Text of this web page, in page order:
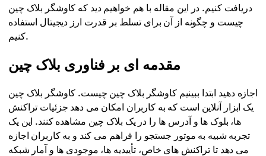
دریافت کنیم. در این مقاله با هم خواهیم دید که کاوشگر بلاک چین
چیست و چگونه از آن برای تسلط بر قدرت ارز دیجیتال استفاده
کنیم.
مقدمه ای بر فناوری بلاک چین
اجازه دهید ابتدا ببینیم کاوشگر بلاک چین چیست. کاوشگر بلاک چین
یک ابزار آنلاین است که به کاربران امکان می دهد جزئیات تراکنش
ها، بلوک ها و آدرس ها را در یک بلاک چین مشاهده کنند. این یک
تجربه شبیه به موتور جستجو را فراهم می کند و به کاربران اجازه
می دهد تا تراکنش های خاص، تأییدیه ها، موجودی ها و آمار شبکه